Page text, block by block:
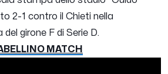
2-1 contro il Chieti nella
girone F di Serie D.
MATCH